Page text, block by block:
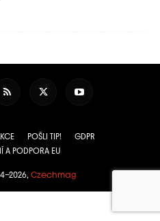
POŠLI TIP!
GDPR
A PODPORA EU
Czechmag